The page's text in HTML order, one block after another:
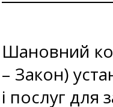
Шановний
– Закон)
і послуг для